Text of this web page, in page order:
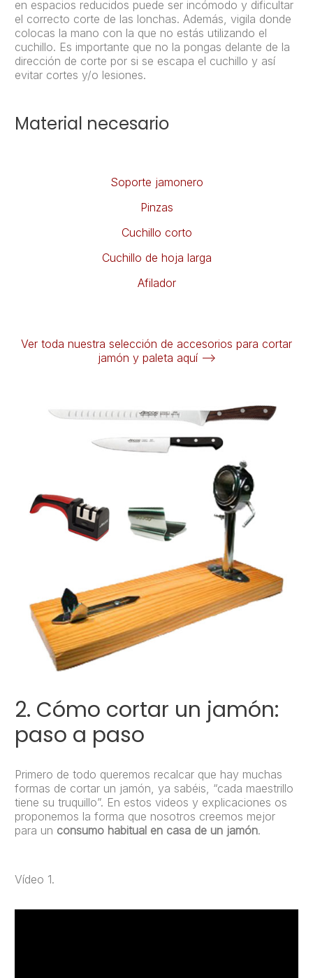
en espacios reducidos puede ser incómodo y dificultar
el correcto corte de las lonchas. Además, vigila donde
colocas la mano con la que no estás utilizando el
cuchillo. Es importante que no la pongas delante de la
dirección de corte por si se escapa el cuchillo y así
evitar cortes y/o lesiones.
Material necesario
Soporte jamonero
Pinzas
Cuchillo corto
Cuchillo de hoja larga
Afilador
Ver toda nuestra selección de accesorios para cortar
jamón y paleta aquí -->
2. Cómo cortar un jamón:
paso a paso
Primero de todo queremos recalcar que hay muchas
formas de cortar un jamón, ya sabéis, “cada maestrillo
tiene su truquillo”. En estos videos y explicaciones os
proponemos la forma que nosotros creemos mejor
para un consumo habitual en casa de un jamón.
Vídeo 1.